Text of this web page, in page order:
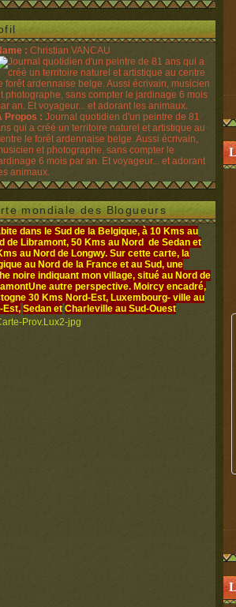
: Christian VANCAU
Propos : Journal quotidien d'un peintre de 81
qui a créé un territoire naturel et artistique au
le forêt ardennaise belge. Aussi écrivain,
et photographe, sans compter le
6 mois par an. Et voyageur... et adorant
animaux.
mondiale des Blogueurs
dans le Sud de la Belgique, à 10 Kms au
de Libramont, 50 Kms au Nord de Sedan et
au Nord de Longwy. Sur cette carte, la
au Nord de la France et au Sud, une
noire indiquant mon village, situé au Nord de
Une autre perspective. Moircy encadré,
30 Kms Nord-Est, Luxembourg- ville au
Est, Sedan et Charleville au Sud-Ouest